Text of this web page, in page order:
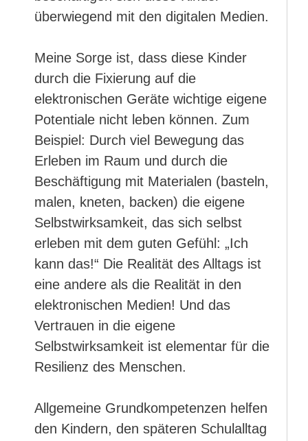
überwiegend mit den digitalen Medien.
Meine Sorge ist, dass diese Kinder
durch die Fixierung auf die
elektronischen Geräte wichtige eigene
Potentiale nicht leben können. Zum
Beispiel: Durch viel Bewegung das
Erleben im Raum und durch die
Beschäftigung mit Materialen (basteln,
malen, kneten, backen) die eigene
Selbstwirksamkeit, das sich selbst
erleben mit dem guten Gefühl: „Ich
kann das!“ Die Realität des Alltags ist
eine andere als die Realität in den
elektronischen Medien! Und das
Vertrauen in die eigene
Selbstwirksamkeit ist elementar für die
Resilienz des Menschen.
Allgemeine Grundkompetenzen helfen
den Kindern, den späteren Schulalltag